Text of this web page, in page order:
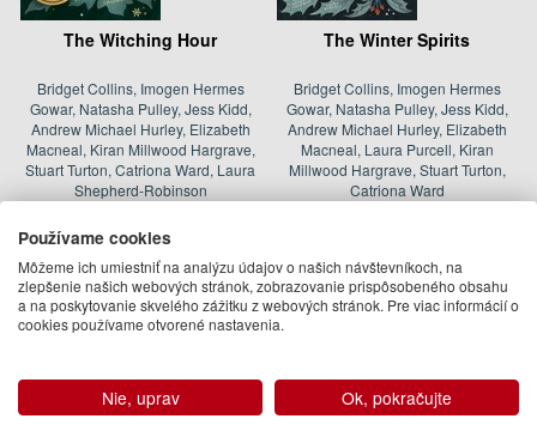
The Witching Hour
Bridget Collins, Imogen Hermes
Gowar, Natasha Pulley, Jess Kidd,
Andrew Michael Hurley, Elizabeth
Macneal, Kiran Millwood Hargrave,
Stuart Turton, Catriona Ward, Laura
Shepherd-Robinson
08.10.2026
(predobjednávka)
The Winter Spirits
Bridget Collins, Imogen Hermes
Gowar, Natasha Pulley, Jess Kidd,
Andrew Michael Hurley, Elizabeth
Macneal, Laura Purcell, Kiran
Millwood Hargrave, Stuart Turton,
Catriona Ward
Podobné knihy
Používame cookies
Môžeme ich umiestniť na analýzu údajov o našich návštevníkoch, na
zlepšenie našich webových stránok, zobrazovanie prispôsobeného obsahu
a na poskytovanie skvelého zážitku z webových stránok. Pre viac informácií o
cookies používame otvorené nastavenia.
Nie, uprav Ok, pokračujte